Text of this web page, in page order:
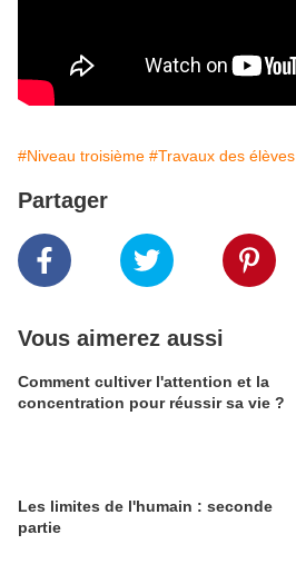
#Niveau troisième #Travaux des élèves
Partager
Vous aimerez aussi
Comment cultiver l'attention et la
concentration pour réussir sa vie ?
Les limites de l'humain : seconde
partie